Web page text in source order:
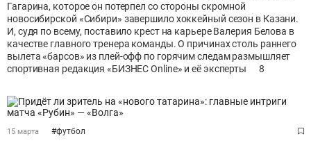
Гагарина, которое он потерпел со стороны скромной
новосибирской «Сибири» завершило хоккейный сезон в Казани.
И, судя по всему, поставило крест на карьере Валерия Белова в
качестве главного тренера команды. О причинах столь раннего
вылета «барсов» из плей-офф по горячим следам размышляет
спортивная редакция «БИЗНЕС Online» и её эксперты
8
15 марта #футбол